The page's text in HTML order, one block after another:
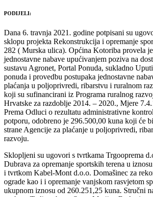
PODIJELI:
Dana 6. travnja 2021. godine potpisani su
sklopu projekta Rekonstrukcija i opremanje
282 ( Murska ulica). Općina Kotoriba provela
jednostavne nabave upućivanjem poziva na
sustavu Agronet, Portal Ponuda, sukladno
ponuda i provedbu postupaka jednostavne
plaćanja u poljoprivredi, ribarstvu i ruralnom
koji su sufinancirani iz Programa ruralnog
Hrvatske za razdoblje 2014. – 2020., Mjere
Prema Odluci o rezultatu administrativne
potporu, odobreno je 296.500,00 kuna koji će
strane Agencije za plaćanje u poljoprivredi,
razvoju.
Sklopljeni su ugovori s tvrtkama Trgooprema
Dubrava za opremanje sportskih terena u
i tvrtkom Kabel-Mont d.o.o. Domašinec za
ograde kao i i opremanje vanjskom rasvjetom
ukupnom iznosu od 260.251,25 kuna. Stručni